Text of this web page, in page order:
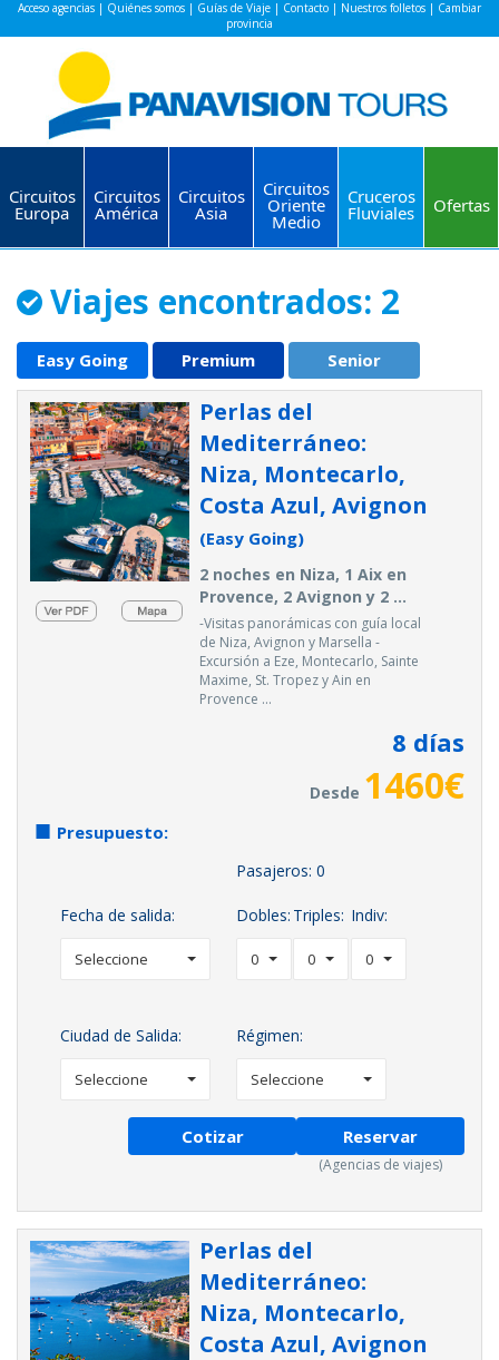
Acceso agencias | Quiénes somos | Guías de Viaje | Contacto | Nuestros folletos | Cambiar
provincia
Circuitos
Europa
Circuitos
América
Circuitos
Asia
Circuitos
Oriente
Medio
Cruceros
Fluviales Ofertas
Viajes encontrados: 2
Easy Going Premium Senior
Perlas del
Mediterráneo:
Niza, Montecarlo,
Costa Azul, Avignon
(Easy Going)
2 noches en Niza, 1 Aix en
Provence, 2 Avignon y 2 ...
-Visitas panorámicas con guía local
de Niza, Avignon y Marsella -
Excursión a Eze, Montecarlo, Sainte
Maxime, St. Tropez y Ain en
Provence ...
8 días
Desde 1460€
Presupuesto:
Fecha de salida:
Seleccione
Pasajeros: 0
Dobles:
0
Triples:
0
Indiv:
0
Ciudad de Salida:
Seleccione
Régimen:
Seleccione
Cotizar Reservar
(Agencias de viajes)
Perlas del
Mediterráneo:
Niza, Montecarlo,
Costa Azul, Avignon